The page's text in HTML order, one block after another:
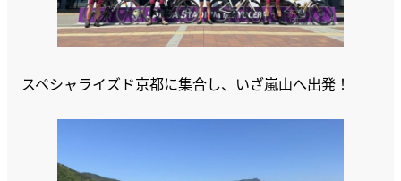
スペシャライズド京都に集合し、いざ嵐山へ出発！